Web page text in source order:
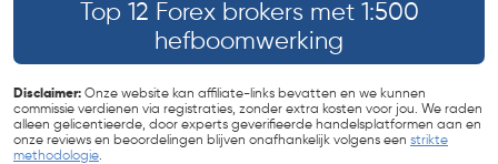
Top 12 Forex brokers met 1:500
hefboomwerking
Disclaimer: Onze website kan affiliate-links bevatten en we kunnen
commissie verdienen via registraties, zonder extra kosten voor jou. We raden
alleen gelicentieerde, door experts geverifieerde handelsplatformen aan en
onze reviews en beoordelingen blijven onafhankelijk volgens een strikte
methodologie.